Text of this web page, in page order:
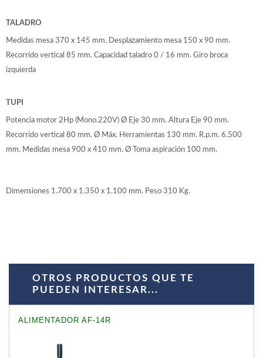
TALADRO
Medidas mesa 370 x 145 mm. Desplazamiento mesa 150 x 90 mm.
Recorrido vertical 85 mm. Capacidad taladro 0 / 16 mm. Giro broca
izquierda
TUPI
Potencia motor 2Hp (Mono.220V) Ø Eje 30 mm. Altura Eje 90 mm.
Recorrido vertical 80 mm. Ø Máx. Herramientas 130 mm. R.p.m. 6.500
mm. Medidas mesa 900 x 410 mm. Ø Toma aspiración 100 mm.
Dimensiones 1.700 x 1.350 x 1.100 mm. Peso 310 Kg.
OTROS PRODUCTOS QUE TE
PUEDEN INTERESAR...
ALIMENTADOR AF-14R